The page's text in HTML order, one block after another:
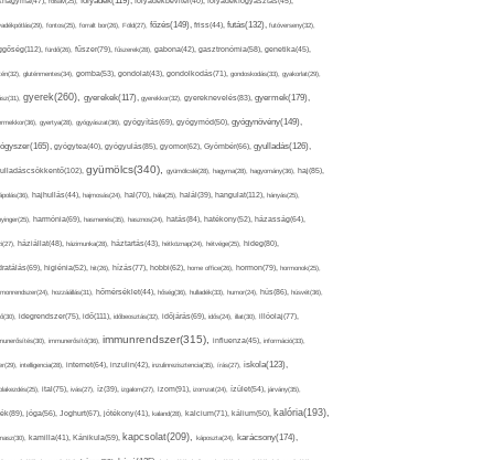
fontos(25), forralt bor(26), Föld(27), főzés(149), friss(44), futás(132), futóverseny(32),
fürdő(26), fűszer(79), fűszerek(28), gabona(42), gasztronómia(58), genetika(45),
gluténmentes(34), gomba(53), gondolat(43), gondolkodás(71), gondoskodás(33), gyakorlat(29),
gyerek(260), gyerekek(117), gyerekkor(32), gyereknevelés(83), gyermek(179),
gyertya(28), gyógyászat(36), gyógyítás(69), gyógymód(50), gyógynövény(149),
gyógytea(40), gyógyulás(85), gyomor(62), Gyömbér(66), gyulladás(126),
gyümölcs(340), gyümölcslé(28), hagyma(28), hagyomány(36), haj(85),
hajhullás(44), hajmosás(24), hal(70), hála(25), halál(39), hangulat(112), hányás(25),
harmónia(69), hasmenés(35), hasznos(24), hatás(84), hatékony(52), házasság(64),
háziállat(48), házimunka(28), háztartás(43), hétköznap(24), hétvége(25), hideg(80),
higiénia(52), hit(26), hízás(77), hobbi(62), home office(26), hormon(79), hormonok(25),
hozzáállás(31), hőmérséklet(44), hőség(36), hulladék(33), humor(24), hús(86), húsvét(36),
idegrendszer(75), idő(111), időbeosztás(32), időjárás(69), idős(24), illat(30), illóolaj(77),
immunerősítő(36), immunrendszer(315), influenza(45), információ(33),
intelligencia(28), internet(64), inzulin(42), inzulinrezisztencia(35), írás(27), iskola(123),
ital(75), ivás(27), íz(39), izgalom(27), izom(91), izomzat(24), ízület(54), járvány(35),
jóga(56), Joghurt(67), jótékony(41), kaland(28), kalcium(71), kálium(50), kalória(193),
kamilla(41), Kánikula(59), kapcsolat(209), káposzta(24), karácsony(174),